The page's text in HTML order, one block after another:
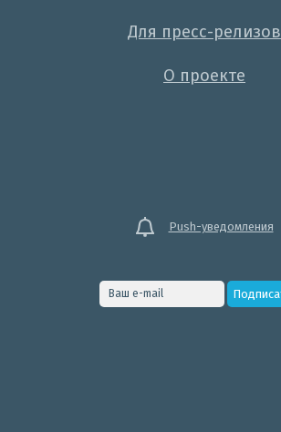
Для пресс-релизов
О проекте
Push-уведомления